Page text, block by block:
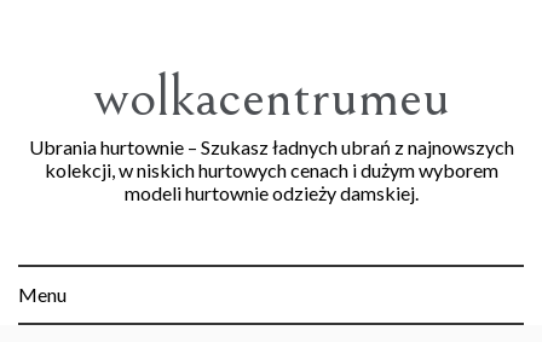
wolkacentrumeu
Ubrania hurtownie – Szukasz ładnych ubrań z najnowszych
kolekcji, w niskich hurtowych cenach i dużym wyborem
modeli hurtownie odzieży damskiej.
Menu